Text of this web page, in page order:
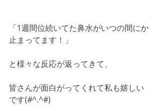
「1週間位続いてた鼻水がいつの間にか
止まってます！」
と様々な反応が返ってきて、
皆さんが面白がってくれて私も嬉しい
です(#^.^#)